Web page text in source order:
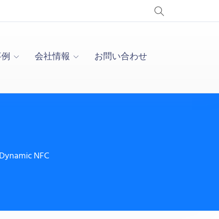
会社情報 お問い合わせ
Dynamic NFC